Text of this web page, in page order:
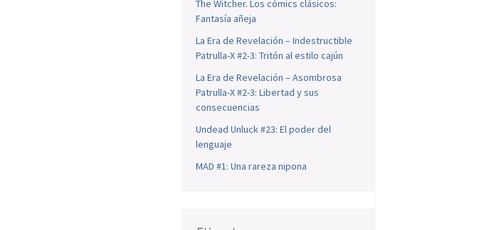
The Witcher. Los cómics clásicos:
Fantasía añeja
La Era de Revelación – Indestructible
Patrulla-X #2-3: Tritón al estilo cajún
La Era de Revelación – Asombrosa
Patrulla-X #2-3: Libertad y sus
consecuencias
Undead Unluck #23: El poder del
lenguaje
MAD #1: Una rareza nipona